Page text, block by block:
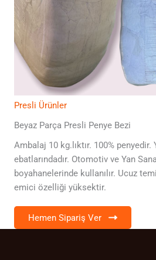
Presli Ürünler
Beyaz Parça Presli Penye Bezi
Ambalaj 10 kg.lıktır. 100% penyedir.
ebatlarındadır. Otomotiv ve Yan
boyahanelerinde kullanılır. Ucuz
emici özelliği yüksektir.
Hemen Sipariş Ver